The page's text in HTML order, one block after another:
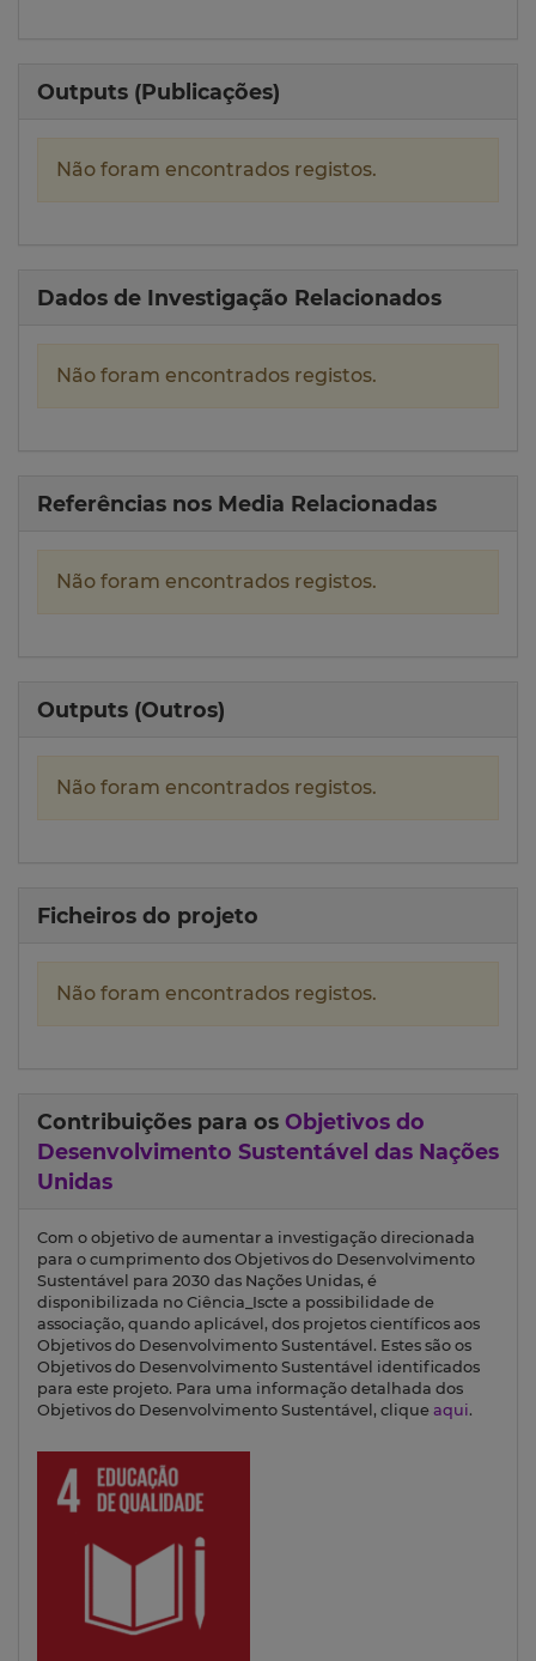
Outputs (Publicações)
Não foram encontrados registos.
Dados de Investigação Relacionados
Não foram encontrados registos.
Referências nos Media Relacionadas
Não foram encontrados registos.
Outputs (Outros)
Não foram encontrados registos.
Ficheiros do projeto
Não foram encontrados registos.
Contribuições para os Objetivos do
Desenvolvimento Sustentável das Nações
Unidas
Com o objetivo de aumentar a investigação direcionada
para o cumprimento dos Objetivos do Desenvolvimento
Sustentável para 2030 das Nações Unidas, é
disponibilizada no Ciência_Iscte a possibilidade de
associação, quando aplicável, dos projetos científicos aos
Objetivos do Desenvolvimento Sustentável. Estes são os
Objetivos do Desenvolvimento Sustentável identificados
para este projeto. Para uma informação detalhada dos
Objetivos do Desenvolvimento Sustentável, clique aqui.